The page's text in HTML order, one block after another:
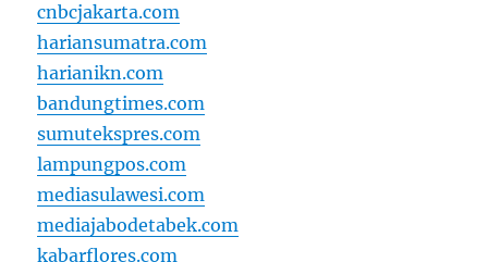
cnbcjakarta.com
hariansumatra.com
harianikn.com
bandungtimes.com
sumutekspres.com
lampungpos.com
mediasulawesi.com
mediajabodetabek.com
kabarflores.com